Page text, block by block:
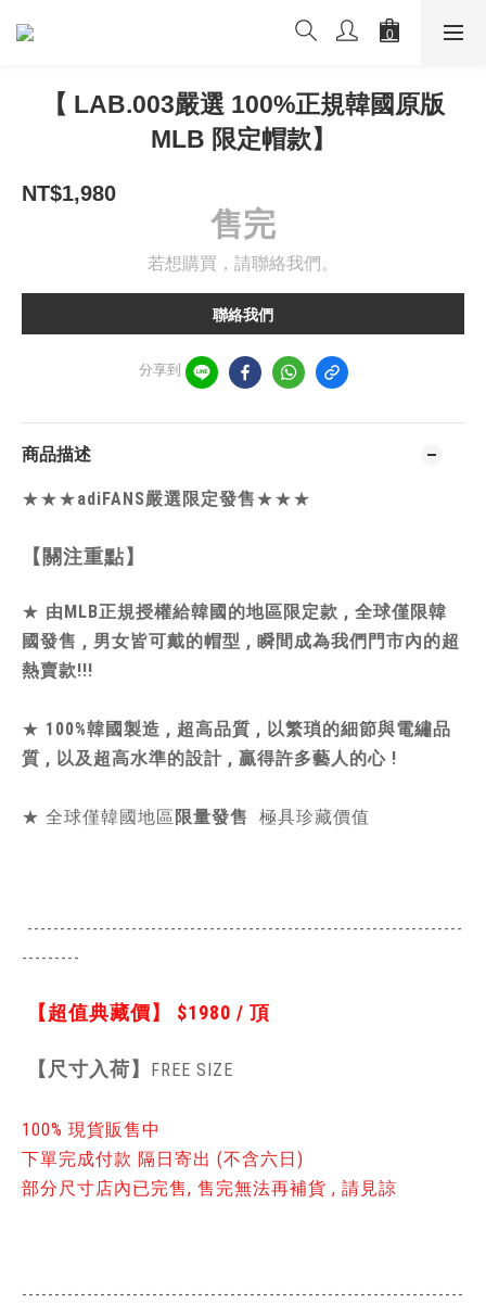
【 LAB.003嚴選 100%正規韓國原版
MLB 限定帽款】
NT$1,980
售完
若想購買，請聯絡我們。
聯絡我們
分享到
商品描述
★★★adiFANS嚴選限定發售★★★
【關注重點】
★ 由MLB正規授權給韓國的地區限定款 , 全球僅限韓
國發售 , 男女皆可戴的帽型 , 瞬間成為我們門市內的超
熱賣款!!!
★ 100%韓國製造 , 超高品質 , 以繁瑣的細節與電繡品
質 , 以及超高水準的設計 , 贏得許多藝人的心 !
★ 全球僅韓國地區 限量發售 極具珍藏價值
-------------------------------------------------------------------
---------
【超值典藏價】 $1980 / 頂
【 尺寸入荷】 FREE SIZE
100% 現貨販售中
下單完成付款 隔日寄出 (不含六日)
部分尺寸店內已完售, 售完無法再補貨 , 請見諒
--------------------------------------------------------------------